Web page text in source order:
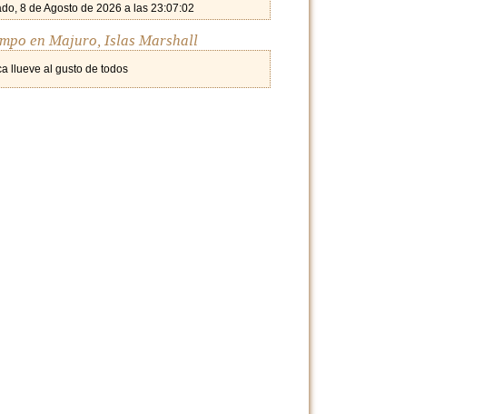
8 de Agosto de 2026 a las 23:07:02
en Majuro, Islas Marshall
llueve al gusto de todos